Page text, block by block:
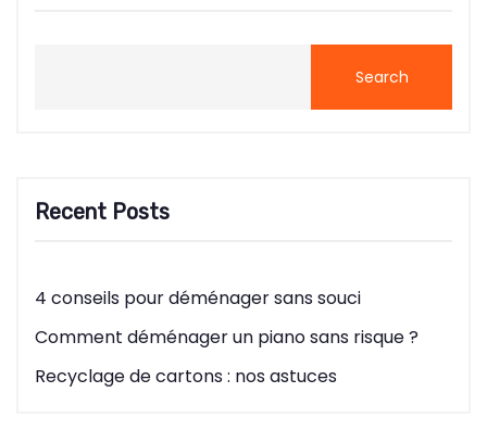
Search
Recent Posts
4 conseils pour déménager sans souci
Comment déménager un piano sans risque ?
Recyclage de cartons : nos astuces